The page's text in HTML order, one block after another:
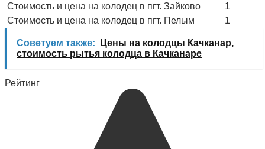
Стоимость и цена на колодец в пгт. Зайково
1
Стоимость и цена на колодец в пгт. Пелым
1
Советуем также:
Цены на колодцы Качканар,
стоимость рытья колодца в Качканаре
Рейтинг